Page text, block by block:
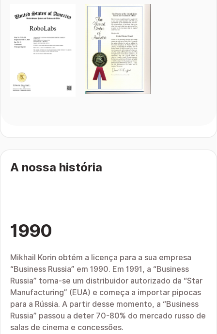
A nossa história
1990
Mikhail Korin obtém a licença para a sua empresa
“Business Russia” em 1990. Em 1991, a “Business
Russia” torna-se um distribuidor autorizado da “Star
Manufacturing” (EUA) e começa a importar pipocas
para a Rússia. A partir desse momento, a “Business
Russia” passou a deter 70-80% do mercado russo de
salas de cinema e concessões.